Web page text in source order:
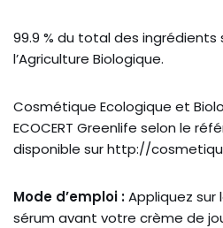
99.9 % du total des ingrédients
l’Agriculture Biologique.
Cosmétique Ecologique et
ECOCERT Greenlife selon le
disponible sur http://
Mode d’emploi :Appliquez sur
sérum avant votre crème de